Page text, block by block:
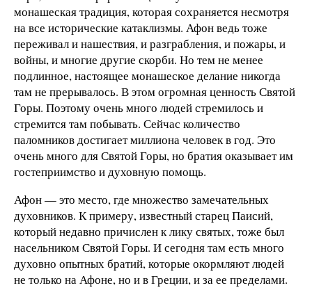
монашеская традиция, которая сохраняется несмотря
на все исторические катаклизмы. Афон ведь тоже
переживал и нашествия, и разграбления, и пожары, и
войны, и многие другие скорби. Но тем не менее
подлинное, настоящее монашеское делание никогда
там не прерывалось. В этом огромная ценность Святой
Горы. Поэтому очень много людей стремилось и
стремится там побывать. Сейчас количество
паломников достигает миллиона человек в год. Это
очень много для Святой Горы, но братия оказывает им
гостеприимство и духовную помощь.
Афон — это место, где множество замечательных
духовников. К примеру, известный старец Паисий,
который недавно причислен к лику святых, тоже был
насельником Святой Горы. И сегодня там есть много
духовно опытных братий, которые окормляют людей
не только на Афоне, но и в Греции, и за ее пределами.